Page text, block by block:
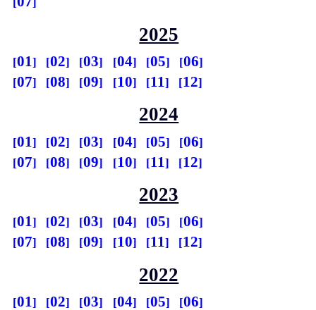
2025
01 02 03 04 05
06
07
08 09 10 11 12
2024
01 02 03 04 05
06
07
08 09 10 11 12
2023
01 02 03 04 05
06
07
08 09 10 11 12
2022
01 02 03 04 05 06